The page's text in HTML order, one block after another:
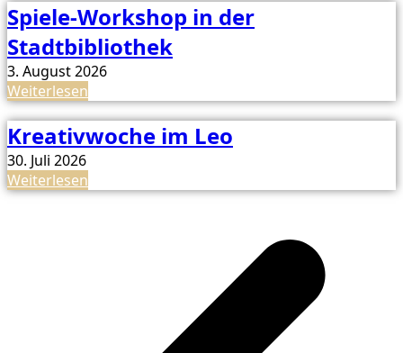
Spiele-Workshop in der
Stadtbibliothek
3. August 2026
Weiterlesen
Kreativwoche im Leo
30. Juli 2026
Weiterlesen